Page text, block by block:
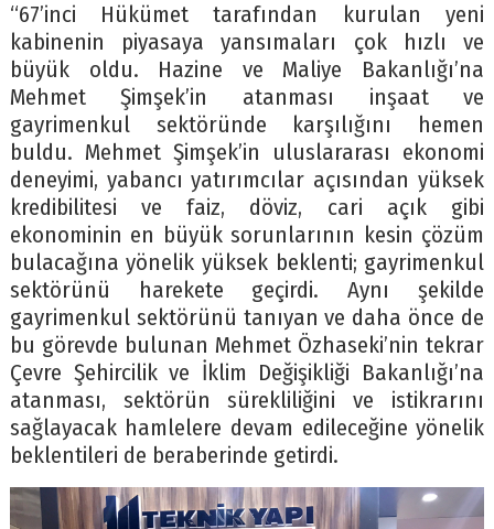
“67’inci Hükümet tarafından kurulan yeni
kabinenin piyasaya yansımaları çok hızlı ve
büyük oldu. Hazine ve Maliye Bakanlığı’na
Mehmet Şimşek’in atanması inşaat ve
gayrimenkul sektöründe karşılığını hemen
buldu. Mehmet Şimşek’in uluslararası ekonomi
deneyimi, yabancı yatırımcılar açısından yüksek
kredibilitesi ve faiz, döviz, cari açık gibi
ekonominin en büyük sorunlarının kesin çözüm
bulacağına yönelik yüksek beklenti; gayrimenkul
sektörünü harekete geçirdi. Aynı şekilde
gayrimenkul sektörünü tanıyan ve daha önce de
bu görevde bulunan Mehmet Özhaseki’nin tekrar
Çevre Şehircilik ve İklim Değişikliği Bakanlığı’na
atanması, sektörün sürekliliğini ve istikrarını
sağlayacak hamlelere devam edileceğine yönelik
beklentileri de beraberinde getirdi.